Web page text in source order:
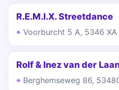
R.E.M.I.X. Streetdance
Voorburcht 5 A, 5346 XA
Rolf & Inez van der
Berghemseweg 86,